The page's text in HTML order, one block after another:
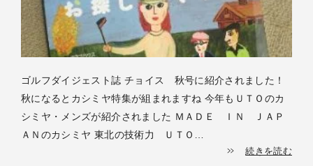
ゴルフダイジェスト誌 チョイス 秋号に紹介されました！
秋になるとカシミヤ特集が組まれますね 今年もＵＴＯのカ
シミヤ・メンズが紹介されました ＭＡＤＥ ＩＮ ＪＡＰ
ＡＮのカシミヤ 東北の技術力 ＵＴＯ…
続きを読む